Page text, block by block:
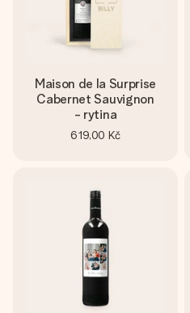
Maison de la Surprise
Cabernet Sauvignon
- rytina
619,00 Kč